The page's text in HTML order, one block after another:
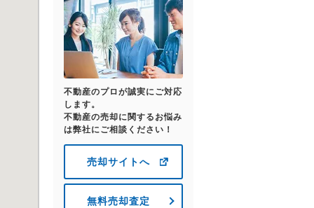
不動産のプロが誠実にご対応
します。
不動産の売却に関するお悩み
は弊社にご相談ください！
売却サイトへ
無料売却査定